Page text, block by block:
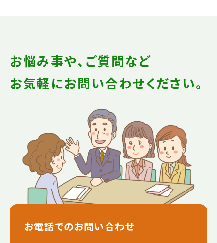
お悩み事や、ご質問など
お気軽にお問い合わせください。
お電話でのお問い合わせ